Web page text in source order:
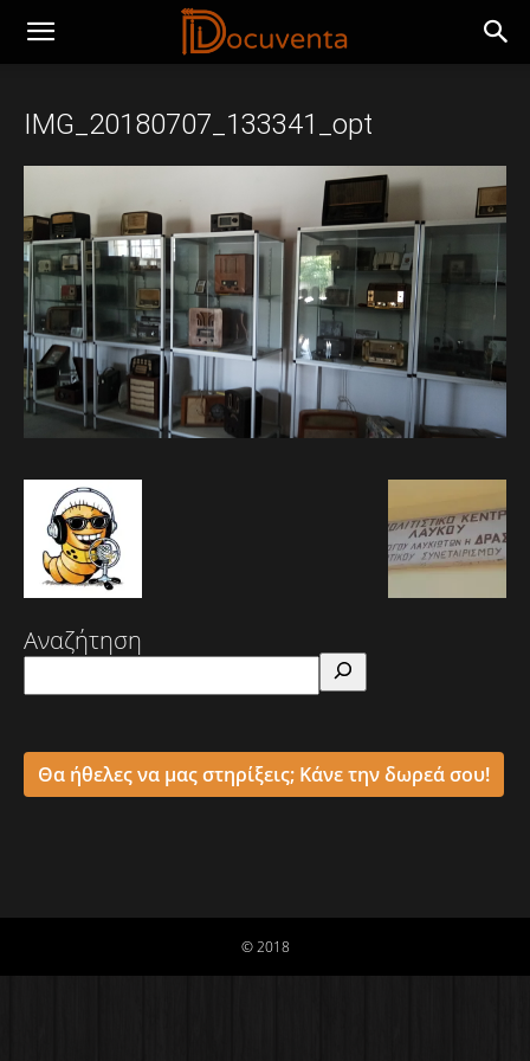
IMG_20180707_133341_opt
Αναζήτηση
Θα ήθελες να μας στηρίξεις; Κάνε την δωρεά σου!
© 2018